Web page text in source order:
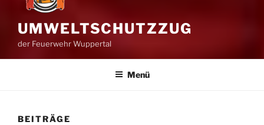
UMWELTSCHUTZZUG
der Feuerwehr Wuppertal
Menü
BEITRÄGE